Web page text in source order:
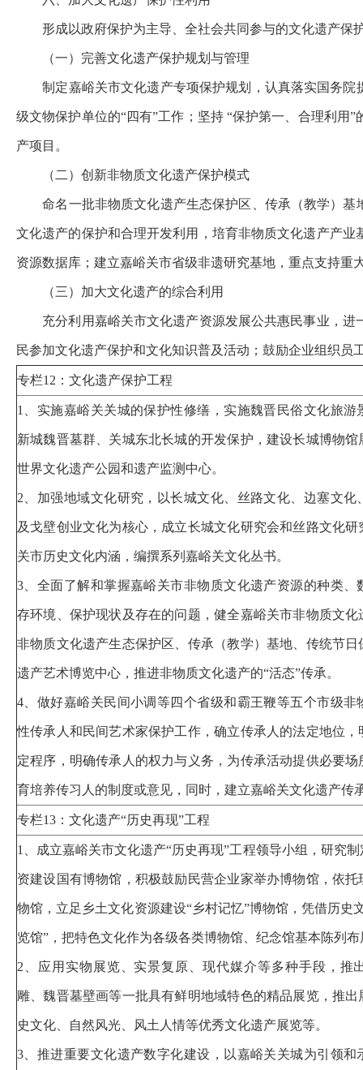
形成以政府保护为主导、全社会共同参与的文化遗产保
（一）完善文化遗产保护规划与管理
制定嘉峪关市文化遗产专项保护规划，认真落实国务院
级文物保护单位的“四有”工作；坚持 “保护第一、合理利用
产项目。
（二）创新非物质文化遗产保护模式
命名一批非物质文化遗产生态保护区、传承（教学）
文化遗产的保护和合理开发利用，培育非物质文化遗产产
资源数据库；建立嘉峪关市省级非遗研究基地，重点支持
（三）加大文化遗产的综合利用
充分利用嘉峪关市文化遗产资源发展公共惠民事业，
民参加文化遗产保护和文化知识普及活动；鼓励企业组织员
专栏12：文化遗产保护工程
1、实施嘉峪关关城的保护性修缮，实施魏晋民俗文化旅游
新城魏晋墓群、关城东北长城的开发保护，建设长城博物
世界文化遗产公园和遗产监测中心。
2、加强地域文化研究，以长城文化、丝路文化、边塞文化
及戈壁创业文化为核心，成立长城文化研究会和丝路文化
关市历史文化内涵，编撰系列嘉峪关文化丛书。
3、全面了解和掌握嘉峪关市非物质文化遗产资源的种类、
存环境、保护现状及存在的问题，健全嘉峪关市非物质文
非物质文化遗产生态保护区、传承（教学）基地、传统节
遗产艺术博览中心，推进非物质文化遗产的“活态”传承。
4、做好嘉峪关民间小调等四个省级和霸王鞭等五个市级非
性传承人和民间艺术家保护工作，确立传承人的法定地位
定程序，明确传承人的权力与义务，为传承活动提供必要
育培养传习人的制度或意见，同时，建立嘉峪关文化遗产
专栏13：文化遗产“历史再现”工程
1、成立嘉峪关市文化遗产“历史再现”工程领导小组，研究
资建设国有博物馆，积极鼓励民营企业家举办博物馆，依
物馆，立足乡土文化资源建设“乡村记忆”博物馆，凭借历史
览馆”，把特色文化作为各级各类博物馆、纪念馆基本陈列
2、应用实物展览、实景复原、现代媒介等多种手段，推
雕、魏晋墓壁画等一批具有鲜明地域特色的精品展览，推
史文化、自然风光、风土人情等优秀文化遗产展览等。
3、推进重要文化遗产数字化建设，以嘉峪关关城为引领和